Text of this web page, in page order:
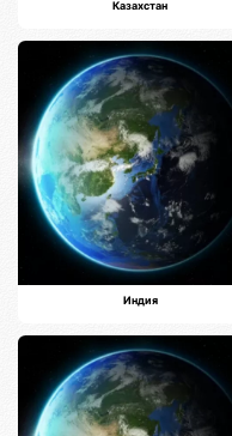
Казахстан
Индия